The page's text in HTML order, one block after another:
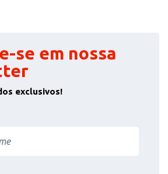
se em nossa
exclusivos!